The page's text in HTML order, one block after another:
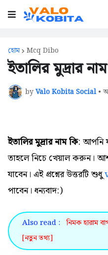
হোম Mcq Dibo
ইতালির মুদ্রার
byValo Kobita Social •
ইতালির মুদ্রার নাম কি: আপনি
তাহলে নিচে খেয়াল করুন।
যাবেন। এই প্রশ্নের উত্তরটি শুধু
পাবেন। ধন্যবাদ:)
Also read : নিমক হারাম
[নতুন তথ্য]